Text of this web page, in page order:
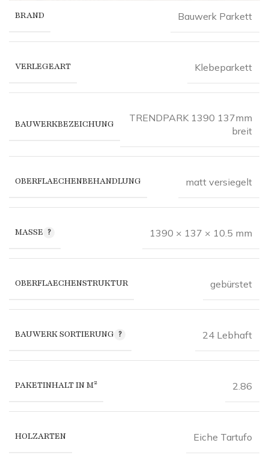
BRAND Bauwerk Parkett
VERLEGEART Klebeparkett
BAUWERKBEZEICHUNG
TRENDPARK 1390 137mm
breit
OBERFLAECHENBEHANDLUNG matt versiegelt
MASSE 1390 × 137 × 10.5 mm
OBERFLAECHENSTRUKTUR gebürstet
BAUWERK SORTIERUNG 24 Lebhaft
PAKETINHALT IN M² 2.86
HOLZARTEN Eiche Tartufo